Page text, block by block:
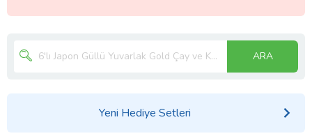
ARA
Yeni Hediye Setleri